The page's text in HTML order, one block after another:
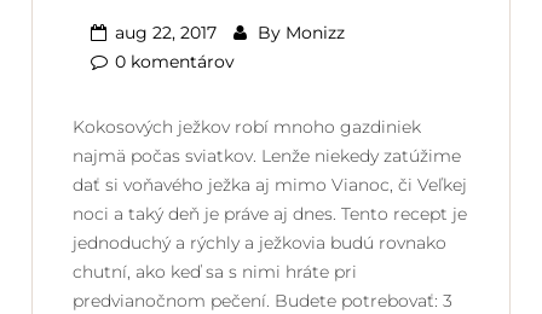
aug 22, 2017 By Monizz
0 komentárov
Kokosových ježkov robí mnoho gazdiniek
najmä počas sviatkov. Lenže niekedy zatúžime
dať si voňavého ježka aj mimo Vianoc, či Veľkej
noci a taký deň je práve aj dnes. Tento recept je
jednoduchý a rýchly a ježkovia budú rovnako
chutní, ako keď sa s nimi hráte pri
predvianočnom pečení. Budete potrebovať: 3